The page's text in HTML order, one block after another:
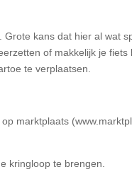
kans dat hier al wat
of makkelijk je
te verplaatsen.
marktplaats
kringloop te brengen.